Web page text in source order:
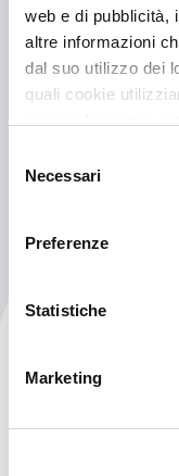
web e di pubblicità,
altre informazioni
dal suo utilizzo dei
quali cookie
può trovare nel
delNecessari
Preferenze
Statistiche
Marketing
In Evidenza
Via Carrozzieri 1
5014 Castel
Indicazioni
Visita il sito
S.r.l.